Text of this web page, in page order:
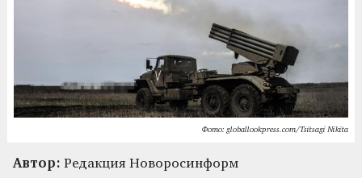
Фото: globallookpress.com/Tsitsagi Nikita
Автор: Редакция Новоросинформ